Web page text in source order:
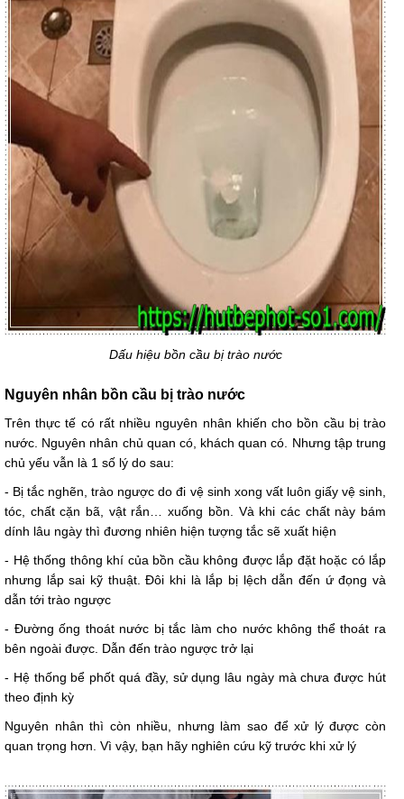
Dấu hiệu bồn cầu bị trào nước
Nguyên nhân bồn cầu bị trào nước
Trên thực tế có rất nhiều nguyên nhân khiến cho bồn cầu bị trào
nước. Nguyên nhân chủ quan có, khách quan có. Nhưng tập trung
chủ yếu vẫn là 1 số lý do sau:
- Bị tắc nghẽn, trào ngược do đi vệ sinh xong vất luôn giấy vệ sinh,
tóc, chất cặn bã, vật rắn… xuống bồn. Và khi các chất này bám
dính lâu ngày thì đương nhiên hiện tượng tắc sẽ xuất hiện
- Hệ thống thông khí của bồn cầu không được lắp đặt hoặc có lắp
nhưng lắp sai kỹ thuật. Đôi khi là lắp bị lệch dẫn đến ứ đọng và
dẫn tới trào ngược
- Đường ống thoát nước bị tắc làm cho nước không thể thoát ra
bên ngoài được. Dẫn đến trào ngược trở lại
- Hệ thống bể phốt quá đầy, sử dụng lâu ngày mà chưa được hút
theo định kỳ
Nguyên nhân thì còn nhiều, nhưng làm sao để xử lý được còn
quan trọng hơn. Vì vậy, bạn hãy nghiên cứu kỹ trước khi xử lý